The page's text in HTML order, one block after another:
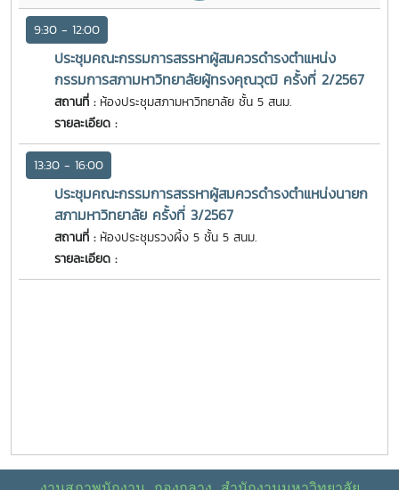
9:30 - 12:00
ประชุมคณะกรรมการสรรหาผู้สมควรดำรงตำแหน่ง
กรรมการสภามหาวิทยาลัยผู้ทรงคุณวุฒิ ครั้งที่ 2/2567
สถานที่ : ห้องประชุมสภามหาวิทยาลัย ชั้น 5 สนม.
รายละเอียด :
13:30 - 16:00
ประชุมคณะกรรมการสรรหาผู้สมควรดำรงตำแหน่งนายก
สภามหาวิทยาลัย ครั้งที่ 3/2567
สถานที่ : ห้องประชุมรวงผึ้ง 5 ชั้น 5 สนม.
รายละเอียด :